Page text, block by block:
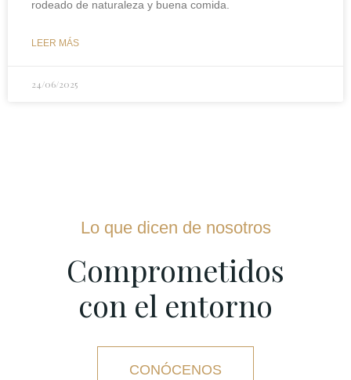
rodeado de naturaleza y buena comida.
LEER MÁS
24/06/2025
Lo que dicen de nosotros
Comprometidos
con el entorno
CONÓCENOS